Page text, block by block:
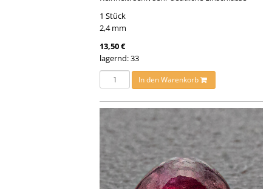
1 Stück
2,4 mm
13,50 €
lagernd: 33
In den Warenkorb